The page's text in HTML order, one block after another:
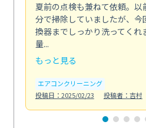
夏前の点検も兼ねて依頼。
分で掃除していましたが、今
換器までしっかり洗ってくれ
量...
もっと見る
エアコンクリーニング
投稿日：2025/02/23
投稿者：吉村